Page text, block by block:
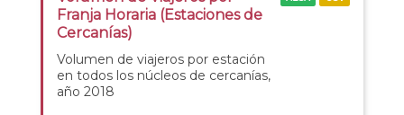
Franja Horaria (Estaciones de
Cercanías)
Volumen de viajeros por estación
en todos los núcleos de cercanías,
año 2018